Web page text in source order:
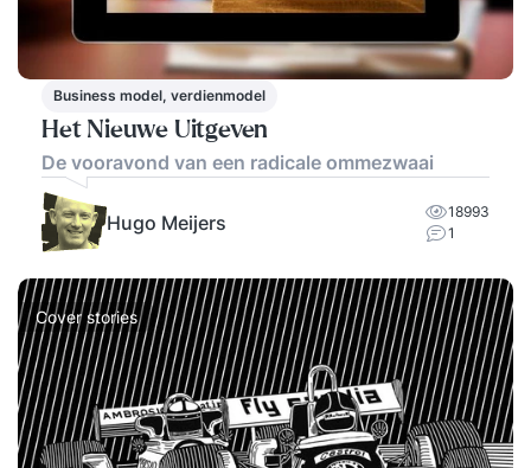
Business model, verdienmodel
Het Nieuwe Uitgeven
De vooravond van een radicale ommezwaai
Hugo Meijers
18993
1
Cover stories